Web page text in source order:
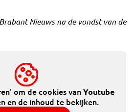
Nieuws na de vondst van de
om de cookies vanYoutube
en de inhoud te bekijken.